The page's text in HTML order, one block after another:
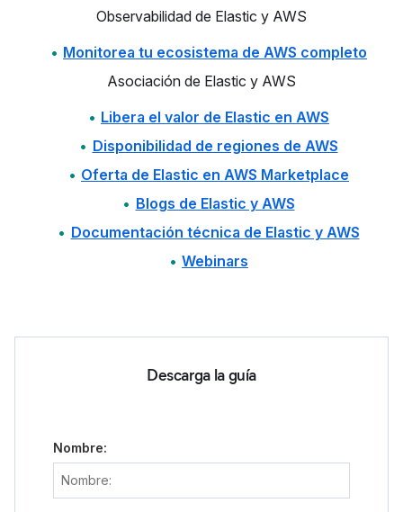
Observabilidad de Elastic y AWS
Monitorea tu ecosistema de AWS completo
Asociación de Elastic y AWS
Libera el valor de Elastic en AWS
Disponibilidad de regiones de AWS
Oferta de Elastic en AWS Marketplace
Blogs de Elastic y AWS
Documentación técnica de Elastic y AWS
Webinars
Descarga la guía
Nombre: